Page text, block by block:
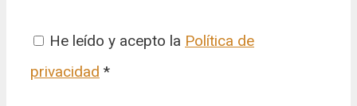
He leído y acepto la Política de
privacidad *